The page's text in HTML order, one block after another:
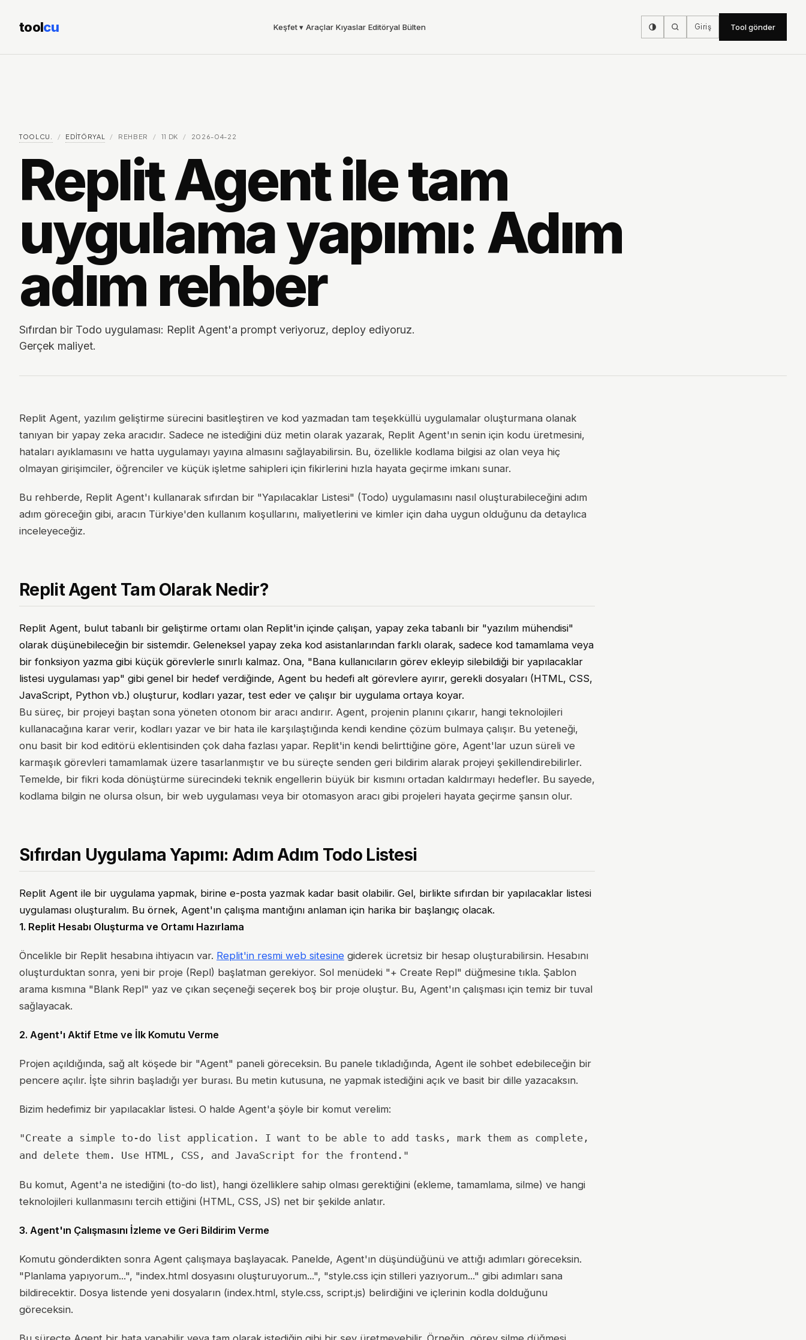
toolcu Keşfet ▾ Araçlar Kıyaslar Editöryal Bülten Giriş Tool gönder
TOOLCU. / EDITÖRYAL / REHBER / 11 DK / 2026-04-22
Replit Agent ile tam
uygulama yapımı: Adım
adım rehber
Sıfırdan bir Todo uygulaması: Replit Agent'a prompt veriyoruz, deploy ediyoruz.
Gerçek maliyet.
Replit Agent, yazılım geliştirme sürecini basitleştiren ve kod yazmadan tam teşekküllü uygulamalar oluşturmana olanak
tanıyan bir yapay zeka aracıdır. Sadece ne istediğini düz metin olarak yazarak, Replit Agent'ın senin için kodu üretmesini,
hataları ayıklamasını ve hatta uygulamayı yayına almasını sağlayabilirsin. Bu, özellikle kodlama bilgisi az olan veya hiç
olmayan girişimciler, öğrenciler ve küçük işletme sahipleri için fikirlerini hızla hayata geçirme imkanı sunar.
Bu rehberde, Replit Agent'ı kullanarak sıfırdan bir "Yapılacaklar Listesi" (Todo) uygulamasını nasıl oluşturabileceğini adım
adım göreceğin gibi, aracın Türkiye'den kullanım koşullarını, maliyetlerini ve kimler için daha uygun olduğunu da detaylıca
inceleyeceğiz.
Replit Agent Tam Olarak Nedir?
Replit Agent, bulut tabanlı bir geliştirme ortamı olan Replit'in içinde çalışan, yapay zeka tabanlı bir "yazılım mühendisi"
olarak düşünebileceğin bir sistemdir. Geleneksel yapay zeka kod asistanlarından farklı olarak, sadece kod tamamlama veya
bir fonksiyon yazma gibi küçük görevlerle sınırlı kalmaz. Ona, "Bana kullanıcıların görev ekleyip silebildiği bir yapılacaklar
listesi uygulaması yap" gibi genel bir hedef verdiğinde, Agent bu hedefi alt görevlere ayırır, gerekli dosyaları (HTML, CSS,
JavaScript, Python vb.) oluşturur, kodları yazar, test eder ve çalışır bir uygulama ortaya koyar.
Bu süreç, bir projeyi baştan sona yöneten otonom bir aracı andırır. Agent, projenin planını çıkarır, hangi teknolojileri
kullanacağına karar verir, kodları yazar ve bir hata ile karşılaştığında kendi kendine çözüm bulmaya çalışır. Bu yeteneği,
onu basit bir kod editörü eklentisinden çok daha fazlası yapar. Replit'in kendi belirttiğine göre, Agent'lar uzun süreli ve
karmaşık görevleri tamamlamak üzere tasarlanmıştır ve bu süreçte senden geri bildirim alarak projeyi şekillendirebilirler.
Temelde, bir fikri koda dönüştürme sürecindeki teknik engellerin büyük bir kısmını ortadan kaldırmayı hedefler. Bu sayede,
kodlama bilgin ne olursa olsun, bir web uygulaması veya bir otomasyon aracı gibi projeleri hayata geçirme şansın olur.
Sıfırdan Uygulama Yapımı: Adım Adım Todo Listesi
Replit Agent ile bir uygulama yapmak, birine e-posta yazmak kadar basit olabilir. Gel, birlikte sıfırdan bir yapılacaklar listesi
uygulaması oluşturalım. Bu örnek, Agent'ın çalışma mantığını anlaman için harika bir başlangıç olacak.
1. Replit Hesabı Oluşturma ve Ortamı Hazırlama
Öncelikle bir Replit hesabına ihtiyacın var. Replit'in resmi web sitesine giderek ücretsiz bir hesap oluşturabilirsin. Hesabını
oluşturduktan sonra, yeni bir proje (Repl) başlatman gerekiyor. Sol menüdeki "+ Create Repl" düğmesine tıkla. Şablon
arama kısmına "Blank Repl" yaz ve çıkan seçeneği seçerek boş bir proje oluştur. Bu, Agent'ın çalışması için temiz bir tuval
sağlayacak.
2. Agent'ı Aktif Etme ve İlk Komutu Verme
Projen açıldığında, sağ alt köşede bir "Agent" paneli göreceksin. Bu panele tıkladığında, Agent ile sohbet edebileceğin bir
pencere açılır. İşte sihrin başladığı yer burası. Bu metin kutusuna, ne yapmak istediğini açık ve basit bir dille yazacaksın.
Bizim hedefimiz bir yapılacaklar listesi. O halde Agent'a şöyle bir komut verelim:
"Create a simple to-do list application. I want to be able to add tasks, mark them as complete,
and delete them. Use HTML, CSS, and JavaScript for the frontend."
Bu komut, Agent'a ne istediğini (to-do list), hangi özelliklere sahip olması gerektiğini (ekleme, tamamlama, silme) ve hangi
teknolojileri kullanmasını tercih ettiğini (HTML, CSS, JS) net bir şekilde anlatır.
3. Agent'ın Çalışmasını İzleme ve Geri Bildirim Verme
Komutu gönderdikten sonra Agent çalışmaya başlayacak. Panelde, Agent'ın düşündüğünü ve attığı adımları göreceksin.
"Planlama yapıyorum...", "index.html dosyasını oluşturuyorum...", "style.css için stilleri yazıyorum..." gibi adımları sana
bildirecektir. Dosya listende yeni dosyaların (index.html, style.css, script.js) belirdiğini ve içlerinin kodla dolduğunu
göreceksin.